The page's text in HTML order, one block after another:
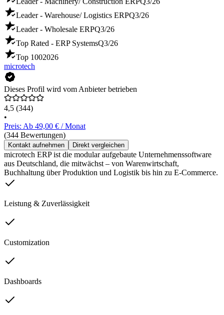
Leader - Warehouse/ Logistics ERPQ3/26
Leader - Wholesale ERPQ3/26
Top Rated - ERP SystemsQ3/26
Top 1002026
microtech
Dieses Profil wird vom Anbieter betrieben
4,5 (344)
•
Preis: Ab 49,00 € / Monat
(344 Bewertungen)
Kontakt aufnehmen Direkt vergleichen
microtech ERP ist die modular aufgebaute Unternehmenssoftware
aus Deutschland, die mitwächst – von Warenwirtschaft,
Buchhaltung über Produktion und Logistik bis hin zu E-Commerce.
Leistung & Zuverlässigkeit
Customization
Dashboards